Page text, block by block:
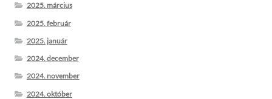
2025. március
2025. február
2025. január
2024. december
2024. november
2024. október